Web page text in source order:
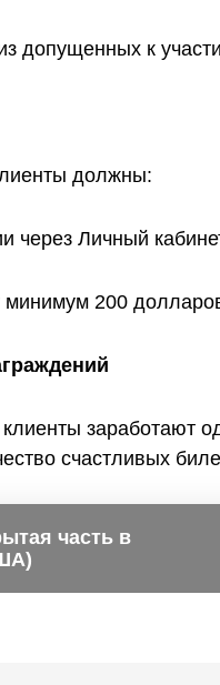
допущенных к
должны:
через Личный
минимум 200
заработают
счастливых
часть в